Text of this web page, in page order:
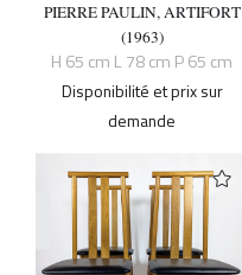
PIERRE PAULIN, ARTIFORT
(1963)
H 65 cm L 78 cm P 65 cm
Disponibilité et prix sur
demande